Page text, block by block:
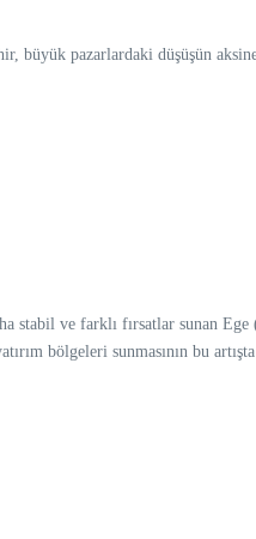
büyük pazarlardaki düşüşün
stabil ve farklı fırsatlar sunan
bölgeleri sunmasının bu